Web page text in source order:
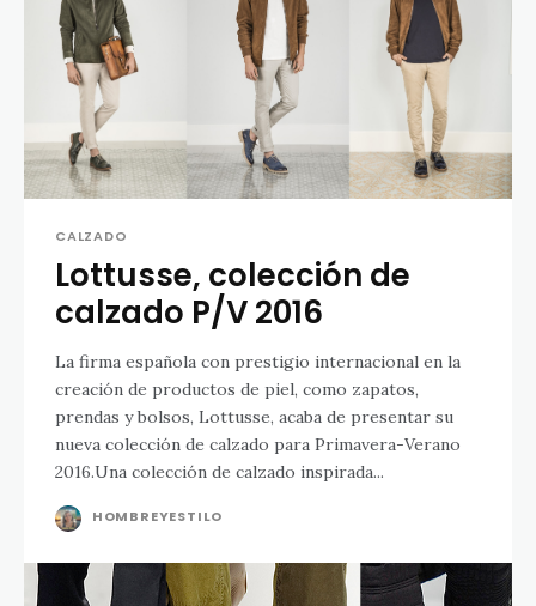
CALZADO
Lottusse, colección de
calzado P/V 2016
La firma española con prestigio internacional en la
creación de productos de piel, como zapatos,
prendas y bolsos, Lottusse, acaba de presentar su
nueva colección de calzado para Primavera-Verano
2016.Una colección de calzado inspirada...
HOMBREYESTILO